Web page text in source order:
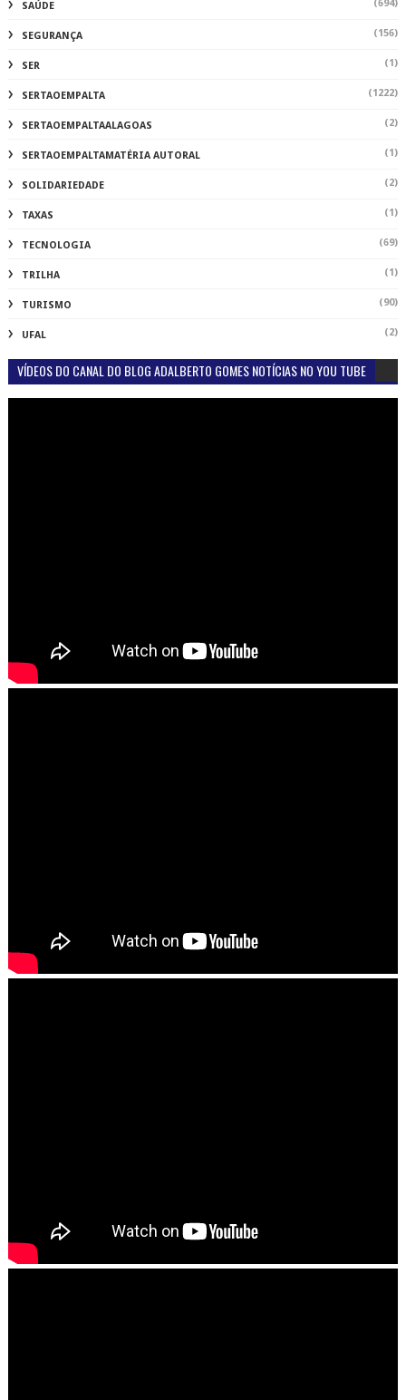
SAÚDE (694)
SEGURANÇA (156)
SER (1)
SERTAOEMPALTA (1222)
SERTAOEMPALTAALAGOAS (2)
SERTAOEMPALTAMATÉRIA AUTORAL (1)
SOLIDARIEDADE (2)
TAXAS (1)
TECNOLOGIA (69)
TRILHA (1)
TURISMO (90)
UFAL (2)
VÍDEOS DO CANAL DO BLOG ADALBERTO GOMES NOTÍCIAS NO YOU TUBE